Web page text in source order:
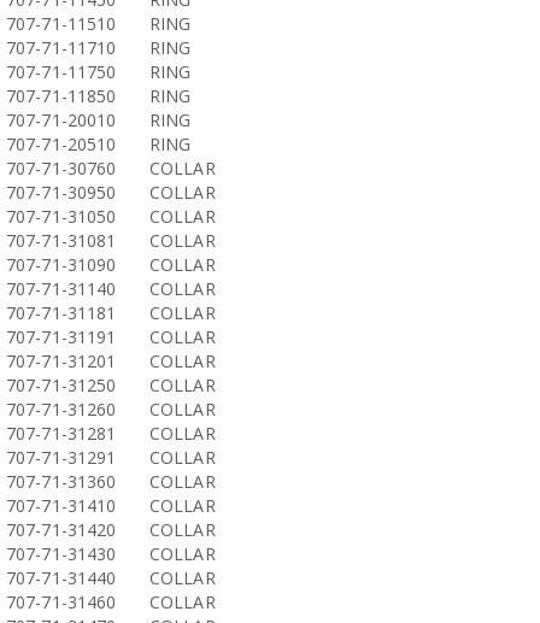
707-71-11510
RING
707-71-11710
RING
707-71-11750
RING
707-71-11850
RING
707-71-20010
RING
707-71-20510
RING
707-71-30760
COLLAR
707-71-30950
COLLAR
707-71-31050
COLLAR
707-71-31081
COLLAR
707-71-31090
COLLAR
707-71-31140
COLLAR
707-71-31181
COLLAR
707-71-31191
COLLAR
707-71-31201
COLLAR
707-71-31250
COLLAR
707-71-31260
COLLAR
707-71-31281
COLLAR
707-71-31291
COLLAR
707-71-31360
COLLAR
707-71-31410
COLLAR
707-71-31420
COLLAR
707-71-31430
COLLAR
707-71-31440
COLLAR
707-71-31460
COLLAR